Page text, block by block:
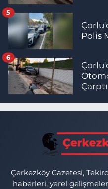
Polis
5
Çarptı
6
Çerkezköy Gazetesi,
haberleri, yerel